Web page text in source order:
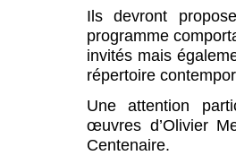
Ils devront
programme
invités mais
répertoire
Une attention
œuvres d’Olivier
Centenaire.